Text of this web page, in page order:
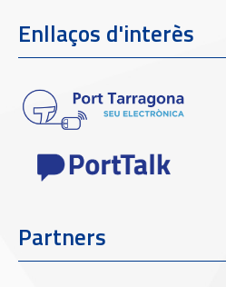
Enllaços d'interès
Partners